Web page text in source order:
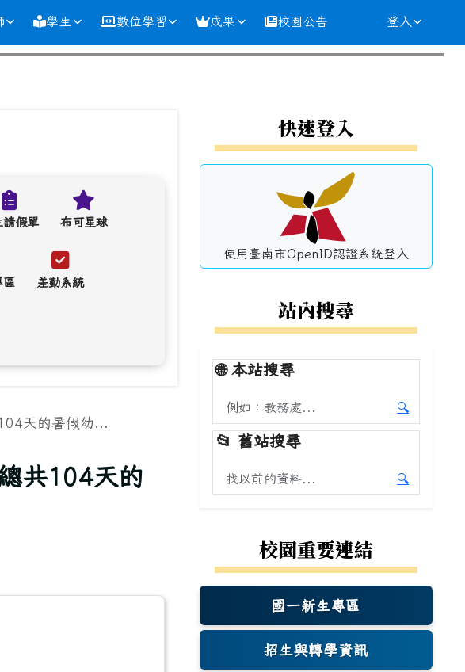
學生 數位學習 成果 校園公告 登入
請假單 布可星球
區 差勤系統
天的暑假幼...
共104天的
左邊區域內容
快速登入
使用臺南市OpenID認證系統登入
站內搜尋
🌐本站搜尋
搜尋本站內容
🔍
開始本站
📂 舊站搜尋
搜尋舊站內容
🔍
開始舊站
校園重要連結
國一新生專區
(另開新視窗)
招生與轉學資訊